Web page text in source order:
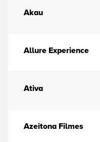
Akau
Allure Experience
Ativa
Azeitona Filmes